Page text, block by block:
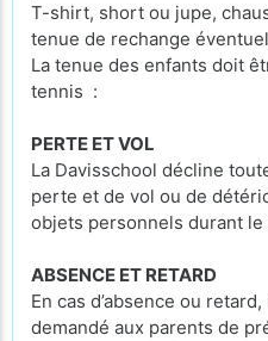
T-shirt, short ou jupe,
tenue de rechange
La tenue des enfants doit
tennis :
PERTE ET VOL
La Davisschool décline
perte et de vol ou de
objets personnels durant le
ABSENCE ET RETARD
En cas d’absence ou
demandé aux parents de